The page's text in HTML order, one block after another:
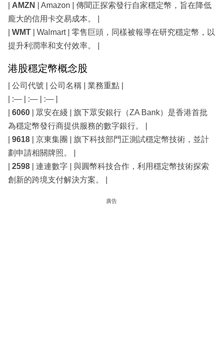
AMZN
| Amazon | 傳聞正探索發行自家穩定幣，旨在降低
龐大的信用卡交易成本。 |
WMT | Walmart | 零售巨頭，同樣被報導在研究穩定幣，以
提升利潤率和支付效率。 |
港股穩定幣概念股
| 公司代號 | 公司名稱 | 業務重點 |
| :— | :— | :— |
6060 | 眾安在綫 | 旗下眾安銀行（ZA Bank）是香港首批
為穩定幣發行商提供服務的數字銀行。 |
9618 | 京東集團 | 旗下科技部門正測試穩定幣技術，並計
劃申請相關牌照。 |
2598 | 連連數字 | 與圓幣科技合作，利用穩定幣技術探索
創新的跨境支付解決方案。 |
廣告